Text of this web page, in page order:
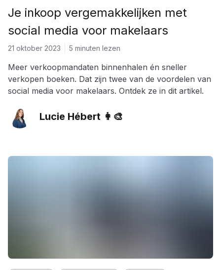
Je inkoop vergemakkelijken met
social media voor makelaars
21 oktober 2023 5 minuten lezen
Meer verkoopmandaten binnenhalen én sneller
verkopen boeken. Dat zijn twee van de voordelen van
social media voor makelaars. Ontdek ze in dit artikel.
Lucie Hébert 👩‍🎨